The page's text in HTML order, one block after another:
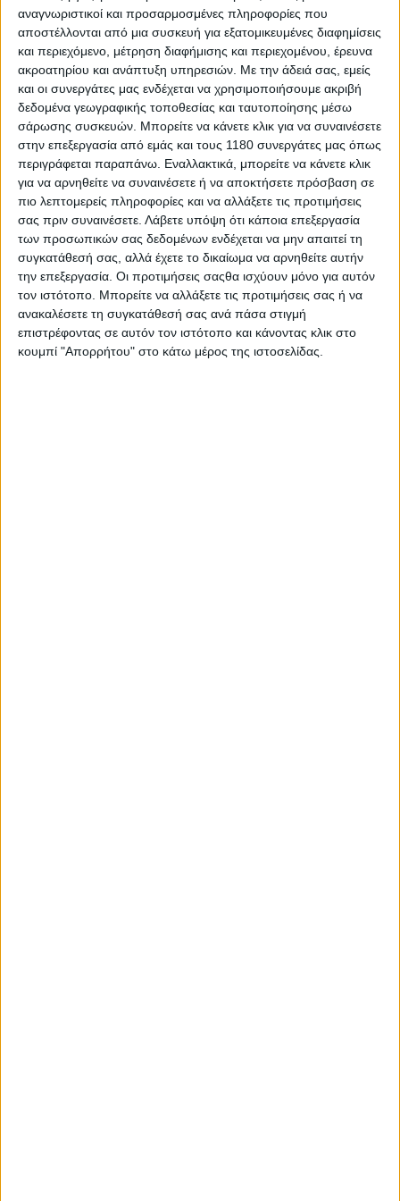
αναγνωριστικοί και προσαρμοσμένες πληροφορίες που
αποστέλλονται από μια συσκευή για εξατομικευμένες διαφημίσεις
και περιεχόμενο, μέτρηση διαφήμισης και περιεχομένου, έρευνα
ακροατηρίου και ανάπτυξη υπηρεσιών. Με την άδειά σας, εμείς
και οι συνεργάτες μας ενδέχεται να χρησιμοποιήσουμε ακριβή
δεδομένα γεωγραφικής τοποθεσίας και ταυτοποίησης μέσω
σάρωσης συσκευών. Μπορείτε να κάνετε κλικ για να συναινέσετε
στην επεξεργασία από εμάς και τους 1180 συνεργάτες μας όπως
περιγράφεται παραπάνω. Εναλλακτικά, μπορείτε να κάνετε κλικ
για να αρνηθείτε να συναινέσετε ή να αποκτήσετε πρόσβαση σε
πιο λεπτομερείς πληροφορίες και να αλλάξετε τις προτιμήσεις
σας πριν συναινέσετε. Λάβετε υπόψη ότι κάποια επεξεργασία
των προσωπικών σας δεδομένων ενδέχεται να μην απαιτεί τη
συγκατάθεσή σας, αλλά έχετε το δικαίωμα να αρνηθείτε αυτήν
την επεξεργασία. Οι προτιμήσεις σαςθα ισχύουν μόνο για αυτόν
τον ιστότοπο. Μπορείτε να αλλάξετε τις προτιμήσεις σας ή να
ανακαλέσετε τη συγκατάθεσή σας ανά πάσα στιγμή
επιστρέφοντας σε αυτόν τον ιστότοπο και κάνοντας κλικ στο
κουμπί "Απορρήτου" στο κάτω μέρος της ιστοσελίδας.
Ο Dean Harrison δεν κατέκτησε μόνο τη νίκη στο Milwaukee
Senior TT του Isle of Man TT 2026, αλλά και...
Υπόλοιπα πρωταθλήματα 8/6/2026
Isle of Man TT: Οριστικό τέλος με ακυρώσεις λόγω
καιρού - Νικητής του Senior TT ο Dean Harrison
Οι ακραίες καιρικές συνθήκες που ταλαιπώρησαν τη